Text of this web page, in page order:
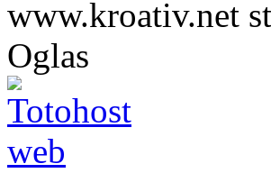
www.kroativ.net
Oglas